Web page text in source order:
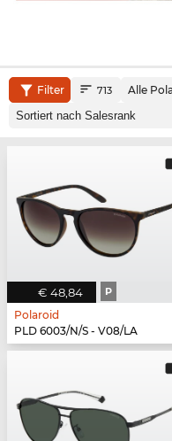
Filter 713 Alle
€ 48,84 P
Polaroid
PLD 6003/N/S - V08/LA